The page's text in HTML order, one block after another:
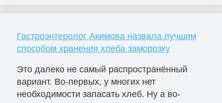
Гастроэнтеролог Акимова назвала лучшим
способом хранения хлеба заморозку
Это далеко не самый распространённый
вариант. Во-первых, у многих нет
необходимости запасать хлеб. Ну а во-